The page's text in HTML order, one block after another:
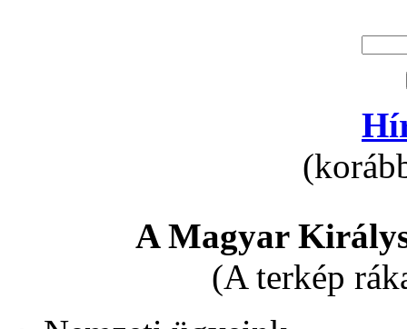
A Magyar
(A terkép